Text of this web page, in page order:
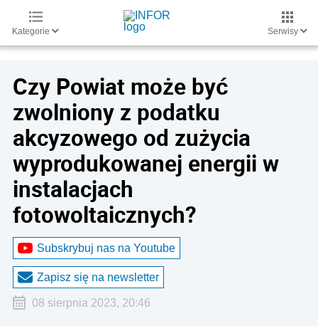
Kategorie Serwisy
Czy Powiat może być
zwolniony z podatku
akcyzowego od zużycia
wyprodukowanej energii w
instalacjach
fotowoltaicznych?
Subskrybuj nas na Youtube
Zapisz się na newsletter
08 sierpnia 2023, 20:46